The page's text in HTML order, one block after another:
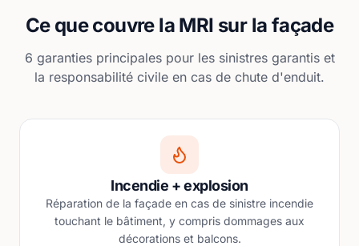
Ce que couvre la MRI sur la façade
6 garanties principales pour les sinistres garantis et
la responsabilité civile en cas de chute d'enduit.
Incendie + explosion
Réparation de la façade en cas de sinistre incendie
touchant le bâtiment, y compris dommages aux
décorations et balcons.